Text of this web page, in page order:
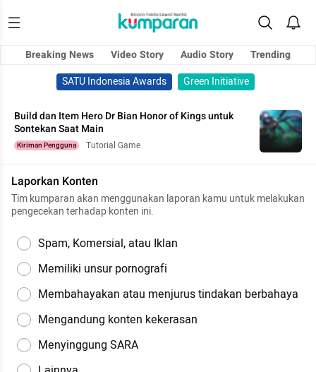
Breaking News Video Story Audio Story
Trending
SATU Indonesia Awards
Green Initiative
Build dan Item Hero Dr Bian Honor of Kings untuk
Sontekan Saat Main
Kiriman Pengguna Tutorial Game
Laporkan Konten
Tim kumparan akan menggunakan laporan kamu untuk melakukan
pengecekan terhadap konten ini.
Spam, Komersial, atau Iklan
Memiliki unsur pornografi
Membahayakan atau menjurus tindakan berbahaya
Mengandung konten kekerasan
Menyinggung SARA